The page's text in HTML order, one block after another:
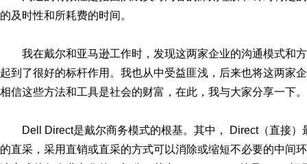
的及时性和所耗费的时间。
我在戴尔和亚马逊工作时，发现这两家企业的沟通模式和
起到了很好的标杆作用。我也从中受益匪浅，后来也将这两家
相信这些方法和工具是社会的财富，在此，我与大家分享一下。
Dell Direct是戴尔商务模式的根基。其中， Direct（直接
的直采，采用直销或直采的方式可以消除或缩短不必要的中间